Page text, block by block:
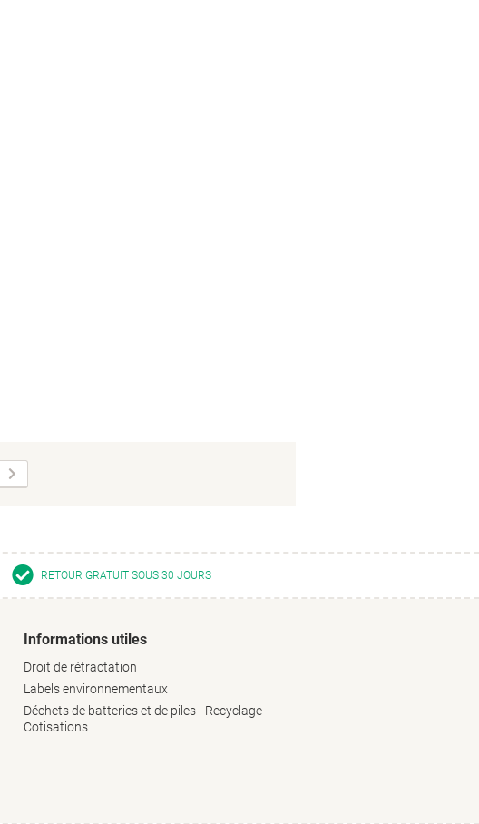
suivante
RETOUR GRATUIT SOUS 30 JOURS
Informations utiles
Droit de rétractation
Labels environnementaux
Déchets de batteries et de piles - Recyclage –
Cotisations